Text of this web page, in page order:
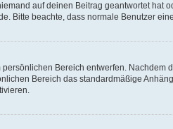
auf deinen Beitrag geantwortet hat
Bitte beachte, dass normale Benutzer
Bereich entwerfen.
Bereich das standardmäßige